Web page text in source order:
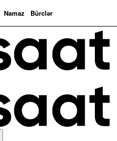
Namaz Bürclər